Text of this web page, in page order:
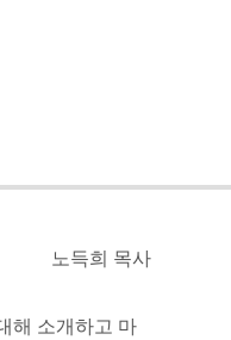
노득희 목사
해 소개하고 마